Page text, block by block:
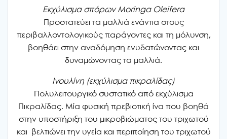
Εκχύλισμα σπόρων Moringa Oleifera
Προστατεύει τα μαλλιά ενάντια στους
περιβαλλοντολογικούς παράγοντες και τη μόλυνση,
βοηθάει στην αναδόμηση ενυδατώνοντας και
δυναμώνοντας τα μαλλιά.
Ινουλίνη (εκχύλισμα πικραλίδας)
Πολυλειτουργικό συστατικό από εκχύλισμα
Πικραλίδας. Mία φυσική πρεβιοτική ίνα που βοηθά
στην υποστήριξη του μικροβιώματος του τριχωτού
και βελτιώνει την υγεία και περιποίηση του τριχωτού